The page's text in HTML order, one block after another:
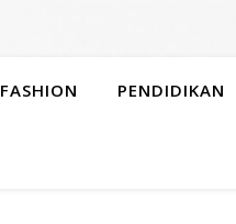
FASHION PENDIDIKAN